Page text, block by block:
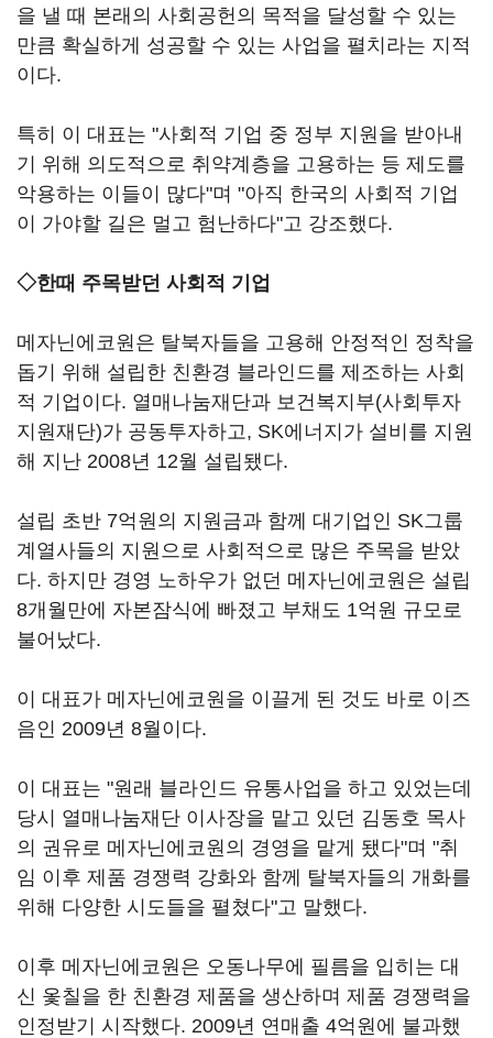
을 낼 때 본래의 사회공헌의 목적을 달성할 수 있는
만큼 확실하게 성공할 수 있는 사업을 펼치라는 지적
이다.
특히 이 대표는 "사회적 기업 중 정부 지원을 받아내
기 위해 의도적으로 취약계층을 고용하는 등 제도를
악용하는 이들이 많다"며 "아직 한국의 사회적 기업
이 가야할 길은 멀고 험난하다"고 강조했다.
◇한때 주목받던 사회적 기업
메자닌에코원은 탈북자들을 고용해 안정적인 정착을
돕기 위해 설립한 친환경 블라인드를 제조하는 사회
적 기업이다. 열매나눔재단과 보건복지부(사회투자
지원재단)가 공동투자하고, SK에너지가 설비를 지원
해 지난 2008년 12월 설립됐다.
설립 초반 7억원의 지원금과 함께 대기업인 SK그룹
계열사들의 지원으로 사회적으로 많은 주목을 받았
다. 하지만 경영 노하우가 없던 메자닌에코원은 설립
8개월만에 자본잠식에 빠졌고 부채도 1억원 규모로
불어났다.
이 대표가 메자닌에코원을 이끌게 된 것도 바로 이즈
음인 2009년 8월이다.
이 대표는 "원래 블라인드 유통사업을 하고 있었는데
당시 열매나눔재단 이사장을 맡고 있던 김동호 목사
의 권유로 메자닌에코원의 경영을 맡게 됐다"며 "취
임 이후 제품 경쟁력 강화와 함께 탈북자들의 개화를
위해 다양한 시도들을 펼쳤다"고 말했다.
이후 메자닌에코원은 오동나무에 필름을 입히는 대
신 옻칠을 한 친환경 제품을 생산하며 제품 경쟁력을
인정받기 시작했다. 2009년 연매출 4억원에 불과했